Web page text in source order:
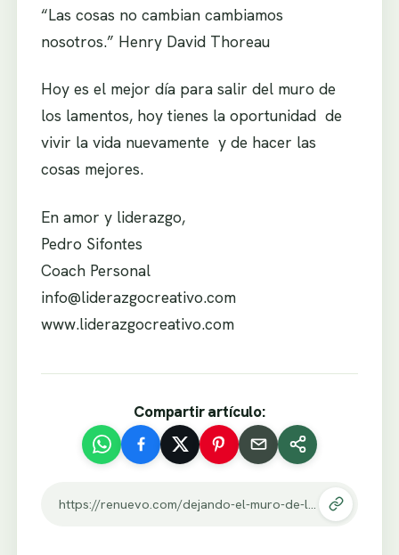
“Las cosas no cambian cambiamos
nosotros.” Henry David Thoreau
Hoy es el mejor día para salir del muro de
los lamentos, hoy tienes la oportunidad de
vivir la vida nuevamente y de hacer las
cosas mejores.
En amor y liderazgo,
Pedro Sifontes
Coach Personal
info@liderazgocreativo.com
www.liderazgocreativo.com
Compartir artículo:
https://renuevo.com/dejando-el-muro-de-los-lamentos.html